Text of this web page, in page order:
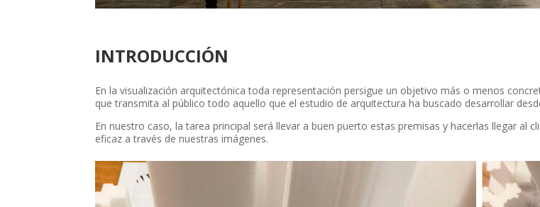
INTRODUCCIÓN
En la visualización arquitectónica toda representación persigue un objetivo más o menos
que transmita al público todo aquello que el estudio de arquitectura ha buscado desarrollar
En nuestro caso, la tarea principal será llevar a buen puerto estas premisas y hacerlas llegar al
eficaz a través de nuestras imágenes.